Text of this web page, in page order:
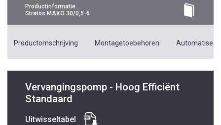
Productinformatie
Stratos MAXO 30/0,5-6
Productomschrijving Montagetoebehoren
Vervangingspomp - Hoog Efficiënt
Standaard
Uitwisseltabel